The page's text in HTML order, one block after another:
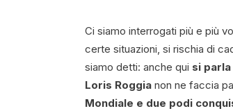
Ci siamo interrogati più e più
certe situazioni, si rischia di
siamo detti: anche qui si
Loris Roggia non ne faccia
Mondiale e due podi